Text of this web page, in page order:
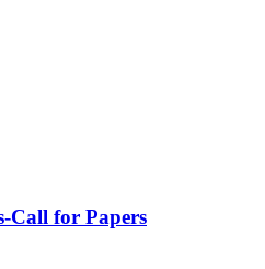
Call for Papers